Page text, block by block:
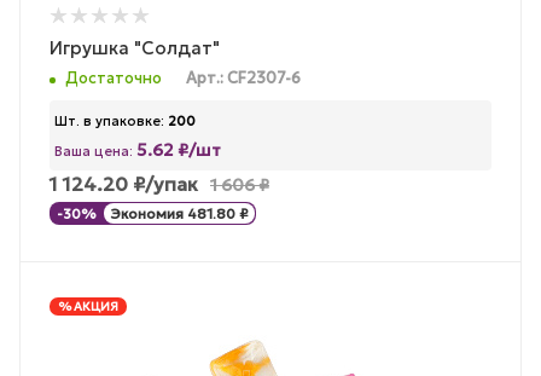
Игрушка "Солдат"
Достаточно Арт.: CF2307-6
Шт. в упаковке: 200
Ваша цена: 5.62 ₽/шт
1 124.20 ₽/упак 1 606₽
-30% Экономия 481.80 ₽
% АКЦИЯ